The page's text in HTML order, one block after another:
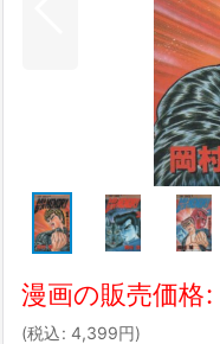
漫画の販売価格:
(税込: 4,399円)